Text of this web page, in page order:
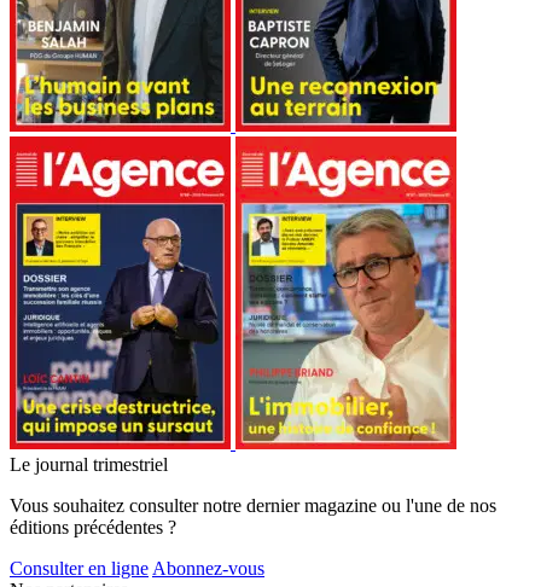
Le journal trimestriel
Vous souhaitez consulter notre dernier magazine ou l'une de nos
éditions précédentes ?
Consulter en ligne Abonnez-vous